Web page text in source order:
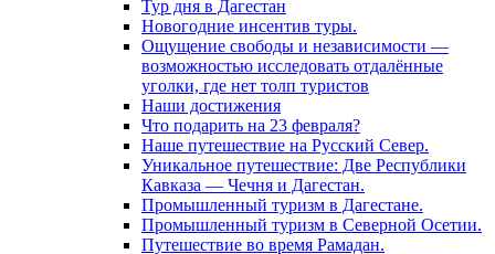
Тур дня в Дагестан
Новогодние инсентив туры.
Ощущение свободы и независимости —
возможностью исследовать отдалённые
уголки, где нет толп туристов
Наши достижения
Что подарить на 23 февраля?
Наше путешествие на Русский Север.
Уникальное путешествие: Две Республики
Кавказа — Чечня и Дагестан.
Промышленный туризм в Дагестане.
Промышленный туризм в Северной Осетии.
Путешествие во время Рамадан.